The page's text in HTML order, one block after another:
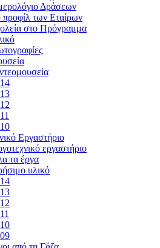
Δράσεων
προφίλ των Εταίρων
στο Πρόγραμμα
Εργαστήριο
εργαστήριο
τα έργα
υλικό